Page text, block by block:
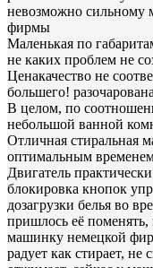
невозможно сильному
фирмы
Маленькая по
не каких проблем не
Ценакачество не
большего!
В целом, по
небольшой ванной
Отличная стиральная
оптимальным временем
Двигатель
блокировка кнопок
дозагрузки белья во
пришлось её
машинку немецкой
радует как стирает, не